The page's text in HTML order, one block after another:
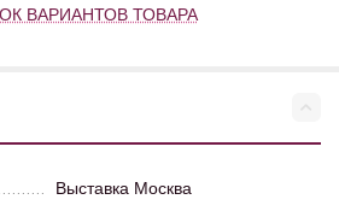
ВАРИАНТОВ ТОВАРА
Выставка Москва